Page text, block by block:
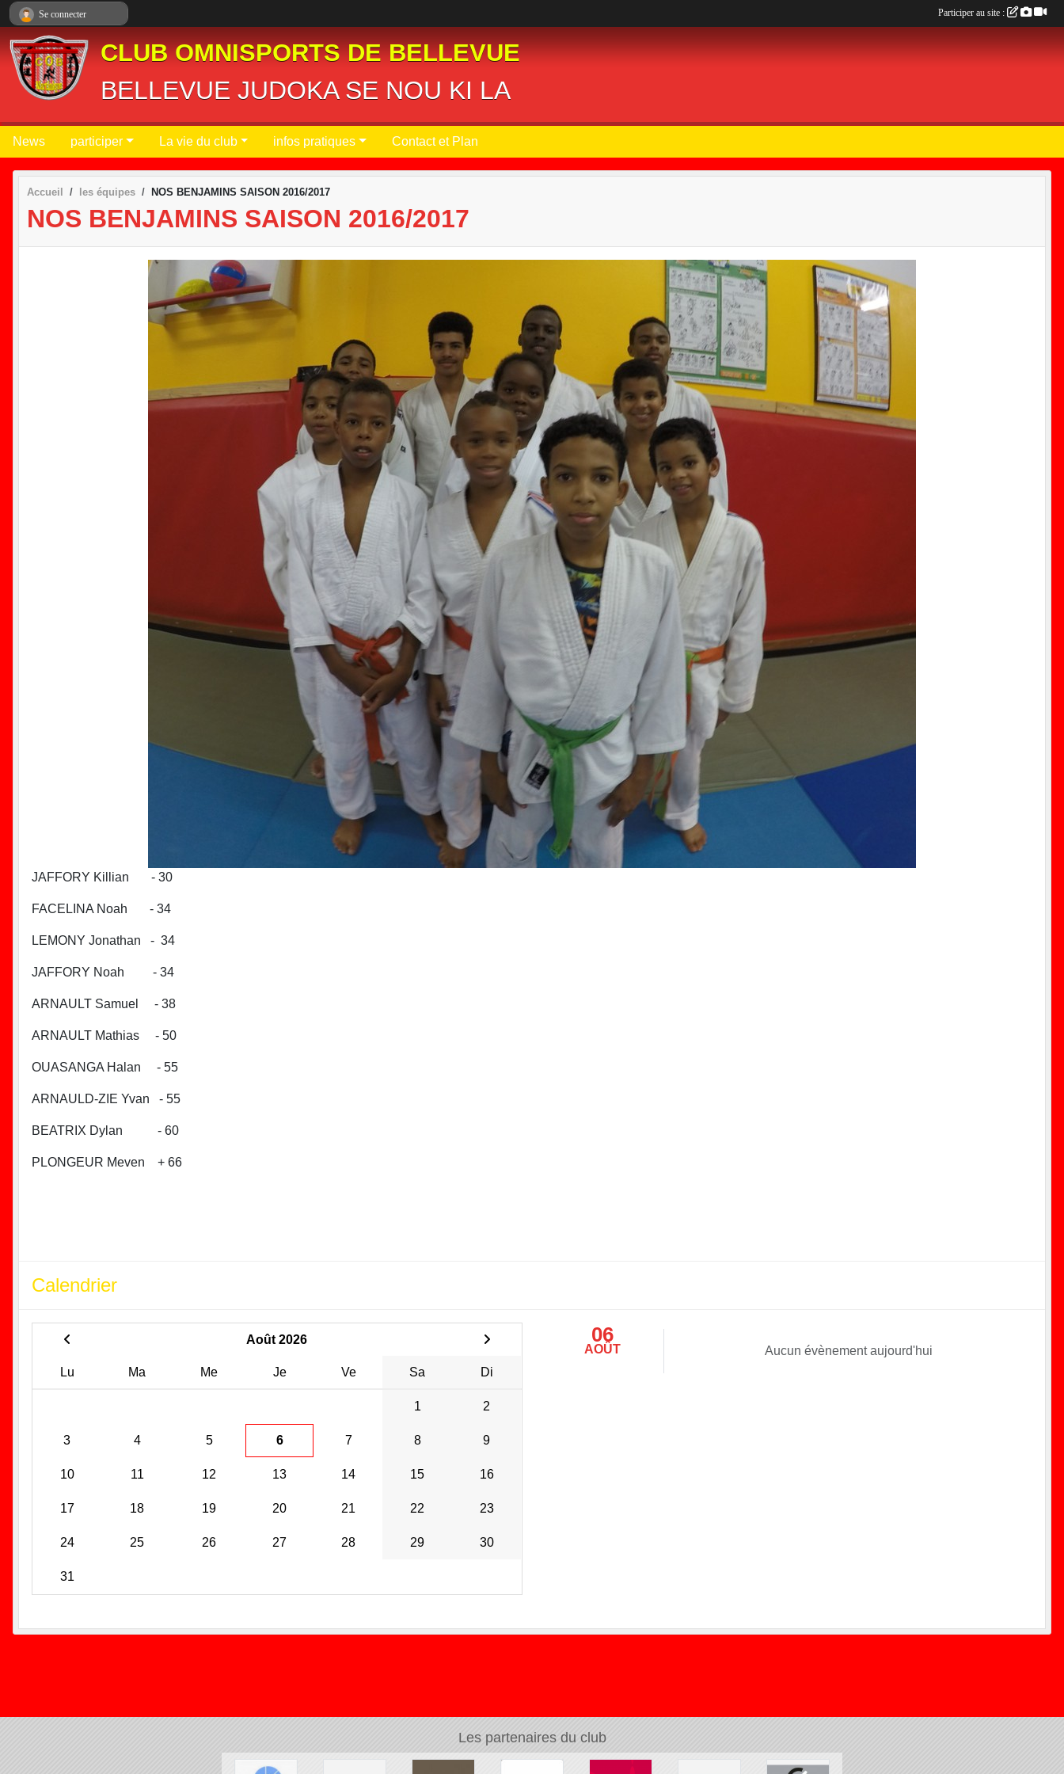
CLUB OMNISPORTS DE BELLEVUE
BELLEVUE JUDOKA SE NOU KI LA
News participer La vie du club infos pratiques Contact et Plan
Accueil les équipes NOS BENJAMINS SAISON 2016/2017
NOS BENJAMINS SAISON 2016/2017
JAFFORY Killian - 30
FACELINA Noah - 34
LEMONY Jonathan - 34
JAFFORY Noah - 34
ARNAULT Samuel - 38
ARNAULT Mathias - 50
OUASANGA Halan - 55
ARNAULD-ZIE Yvan - 55
BEATRIX Dylan - 60
PLONGEUR Meven + 66
Calendrier
Août 2026
Lu Ma Me Je Ve Sa Di
1 2
3 4 5 6 7 8 9
10 11 12 13 14 15 16
17 18 19 20 21 22 23
24 25 26 27 28 29 30
31
06
AOÛT Aucun évènement aujourd'hui
Les partenaires du club
Se connecter Participer au site :
Panneau de gestion des cookies